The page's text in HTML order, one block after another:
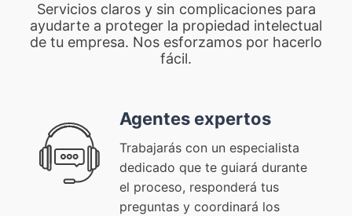
Servicios claros y sin complicaciones para
ayudarte a proteger la propiedad intelectual
de tu empresa. Nos esforzamos por hacerlo
fácil.
Agentes expertos
Trabajarás con un especialista
dedicado que te guiará durante
el proceso, responderá tus
preguntas y coordinará los